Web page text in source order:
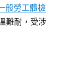
般勞工體檢
難耐，受涉